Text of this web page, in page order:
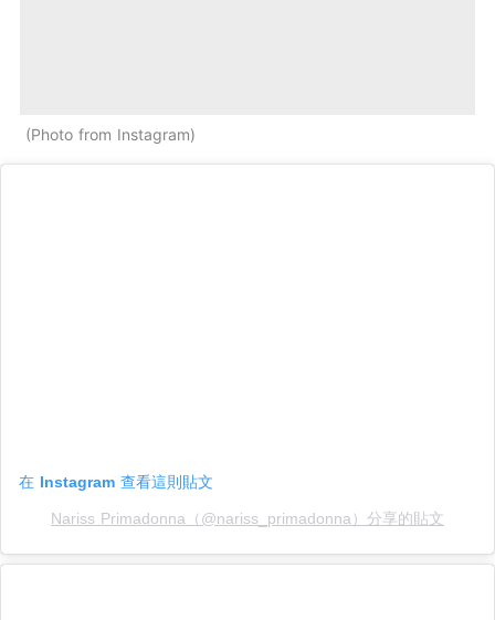
Photo from Instagram
在 Instagram 查看這則貼文
Nariss Primadonna（@nariss_primadonna）分享的貼文